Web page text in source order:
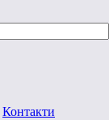
Контакти